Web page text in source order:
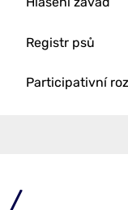
Registr psů
Participativní